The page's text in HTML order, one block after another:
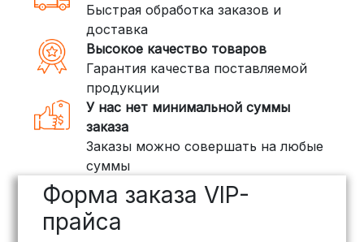
(ПЭК, КИТ, Байкал Сервис)
Если ваш заказ включает большие или
тяжелые товары, мы рекомендуем
воспользоваться услугами компаний,
специализирующихся на доставке
грузов:
ПЭК: Сроки доставки — от 3 до 10
дней, стоимость рассчитывается
индивидуально (минимум
рублей
Быстрая обработка заказов и
доставка
Высокое качество товаров
Гарантия качества поставляемой
продукции
У нас нет минимальной суммы
заказа
Заказы можно совершать на любые
суммы
Форма заказа VIP-
прайса